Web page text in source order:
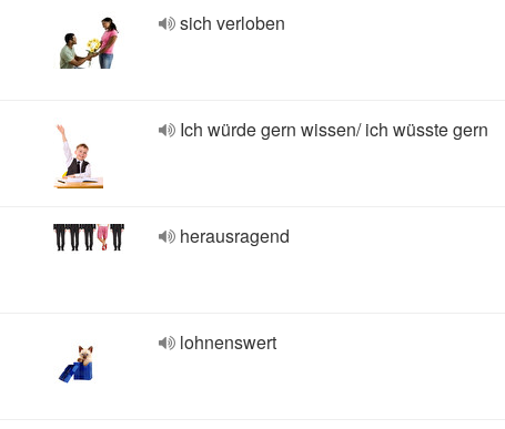
sich verloben
Ich würde gern wissen/ ich wüsste gern
herausragend
lohnenswert